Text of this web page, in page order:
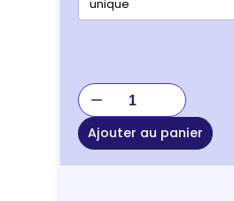
quantité
de
JOUET
KONG
SIGNATURE
Ajouter au panier